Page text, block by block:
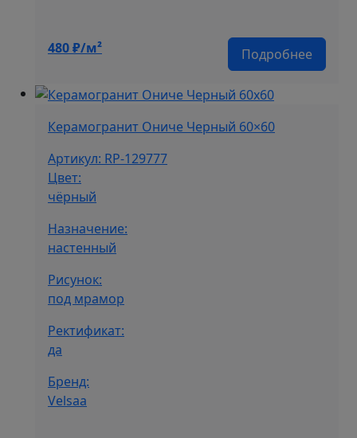
Подробнее
480₽/м²
Керамогранит Ониче Черный 60×60
Артикул: RP-129777
Цвет:
чёрный
Назначение:
настенный
Рисунок:
под мрамор
Ректификат:
да
Бренд:
Velsaa